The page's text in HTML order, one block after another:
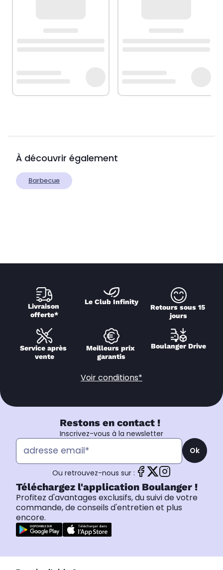
À découvrir également
Barbecue
Livraison
offerte*
Le Club Infinity
Retours sous 15
jours
Service après
vente
Meilleurs prix
garantis
Boulanger Drive
Voir conditions*
Restons en contact !
Inscrivez-vous à la newsletter
Ok
Ou retrouvez-nous sur :
Téléchargez l'application Boulanger !
Profitez d'avantages exclusifs, du suivi de votre
commande, de conseils d'entretien et plus
encore.